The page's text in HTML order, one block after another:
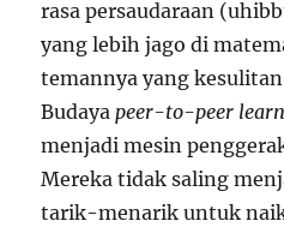
rasa persaudaraan
yang lebih jago di
temannya yang
Budayapeer-to-peer
menjadi mesin
Mereka tidak saling
tarik-menarik untuk